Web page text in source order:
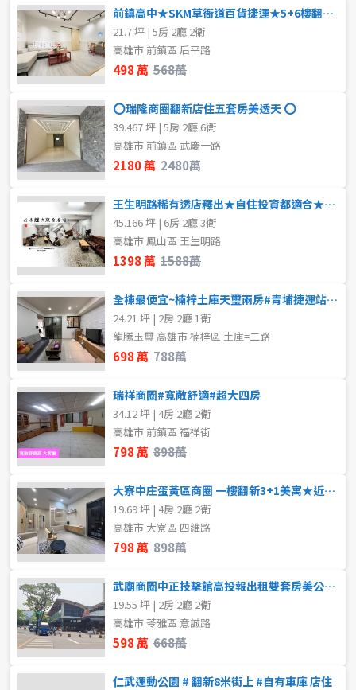
前鎮高中★SKM草衙道百貨捷運★5+6樓翻新美寓
21.7 坪 | 5房 2廳 2衛
高雄市 前鎮區 后平路
498 萬 568萬
⭕瑞隆商圈翻新店住五套房美透天 ⭕
39.467 坪 | 5房 2廳 6衛
高雄市 前鎮區 武慶一路
2180 萬 2480萬
王生明路稀有透店釋出★自住投資都適合★屋主惜售
45.166 坪 | 6房 2廳 3衛
高雄市 鳳山區 王生明路
1398 萬 1588萬
全棟最便宜~楠梓土庫天璽兩房#青埔捷運站#衛浴開窗
24.21 坪 | 2房 2廳 1衛
龍騰玉璽 高雄市 楠梓區 土庫=二路
698 萬 788萬
瑞祥商圈#寬敞舒適#超大四房
34.12 坪 | 4房 2廳 2衛
高雄市 前鎮區 福祥街
798 萬 898萬
大寮中庄蛋黃區商圈 一樓翻新3+1美寓★近捷運★
19.69 坪 | 4房 2廳 2衛
高雄市 大寮區 四維路
798 萬 898萬
武廟商圈中正技擊館高投報出租雙套房美公寓3樓
19.55 坪 | 2房 2廳 2衛
高雄市 苓雅區 意誠路
598 萬 668萬
仁武運動公園 # 翻新8米街上 #自有車庫 店住